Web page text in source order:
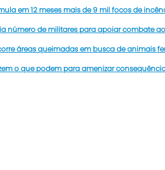
em 12 meses mais de 9 mil focos de
número de militares para apoiar combate
áreas queimadas em busca de animais
o que podem para amenizar